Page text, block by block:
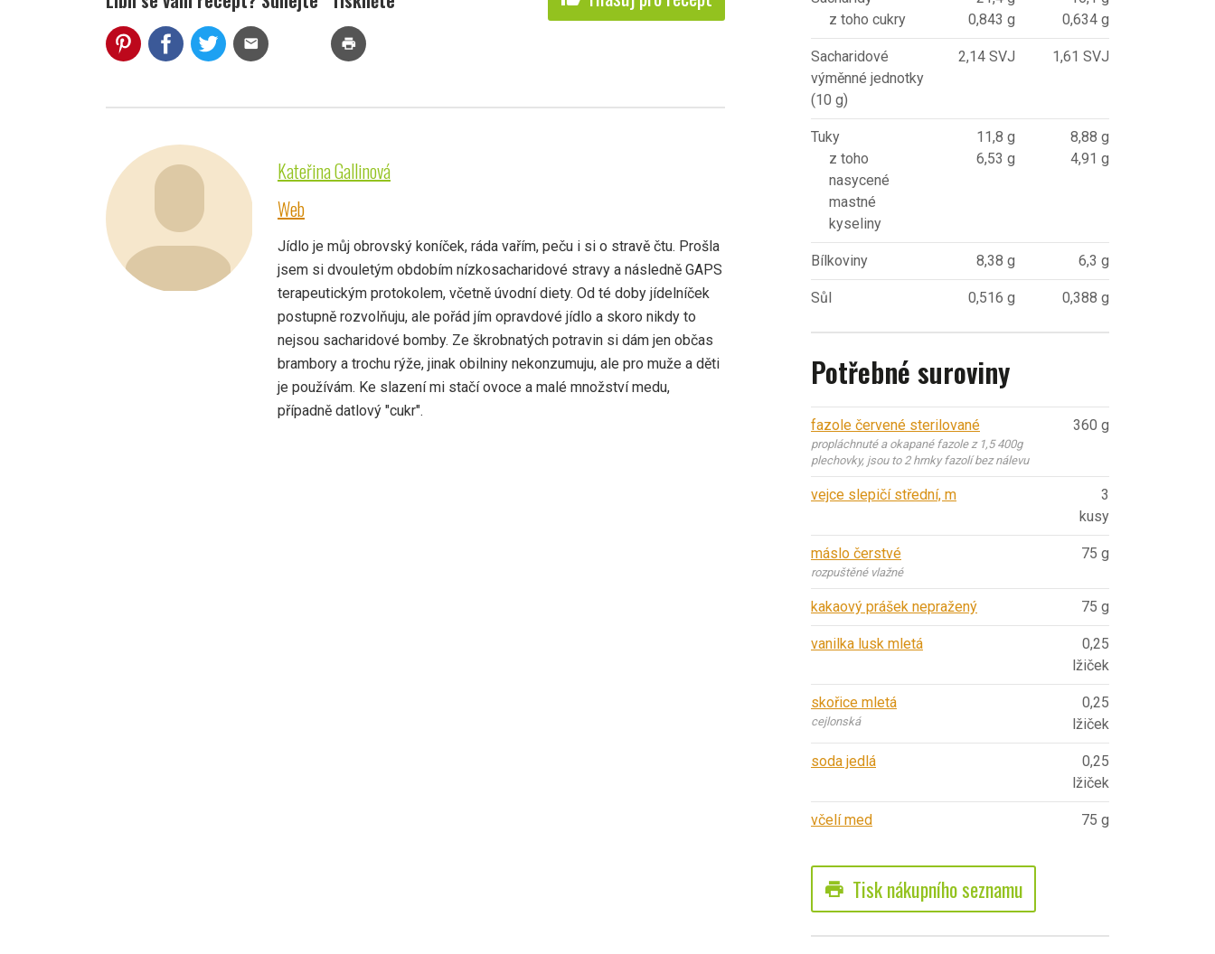
mail print
Kateřina Gallinová
Web
Jídlo je můj obrovský koníček, ráda vařím, peču i si o stravě čtu. Prošla
jsem si dvouletým obdobím nízkosacharidové stravy a následně GAPS
terapeutickým protokolem, včetně úvodní diety. Od té doby jídelníček
postupně rozvolňuju, ale pořád jím opravdové jídlo a skoro nikdy to
nejsou sacharidové bomby. Ze škrobnatých potravin si dám jen občas
brambory a trochu rýže, jinak obilniny nekonzumuju, ale pro muže a děti
je používám. Ke slazení mi stačí ovoce a malé množství medu,
případně datlový "cukr".
z toho cukry
0,843 g
0,634 g
Sacharidové
výměnné jednotky
(10 g)
2,14 SVJ 1,61 SVJ
Tuky
z toho
nasycené
mastné
kyseliny
11,8 g
6,53 g
8,88 g
4,91 g
Bílkoviny 8,38 g 6,3 g
Sůl 0,516 g 0,388 g
Potřebné suroviny
fazole červené sterilované
propláchnuté a okapané fazole z 1,5 400g
plechovky, jsou to 2 hrnky fazolí bez nálevu
360 g
vejce slepičí střední, m
3
kusy
máslo čerstvé
rozpuštěné vlažné
75 g
kakaový prášek nepražený 75 g
vanilka lusk mletá
0,25
lžiček
skořice mletá
cejlonská
0,25
lžiček
soda jedlá
0,25
lžiček
včelí med 75 g
print Tisk nákupního seznamu